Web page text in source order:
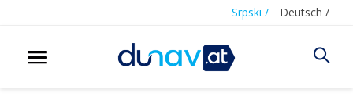
Srpski / Deutsch /